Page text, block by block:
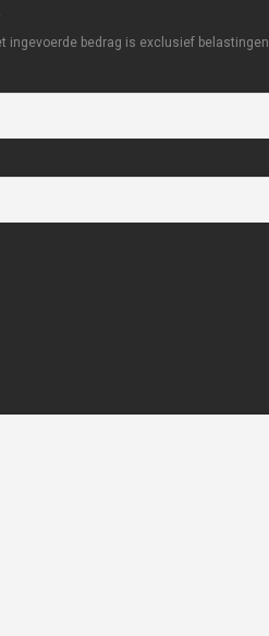
ingevoerde bedrag is exclusief belastingen.